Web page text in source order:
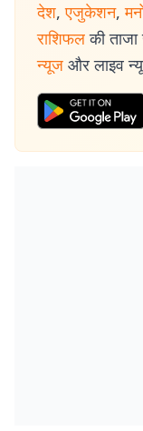
देश, एजुकेशन,
राशिफल की
न्यूज और लाइव